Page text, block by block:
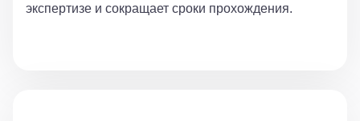
экспертизе и сокращает сроки прохождения.